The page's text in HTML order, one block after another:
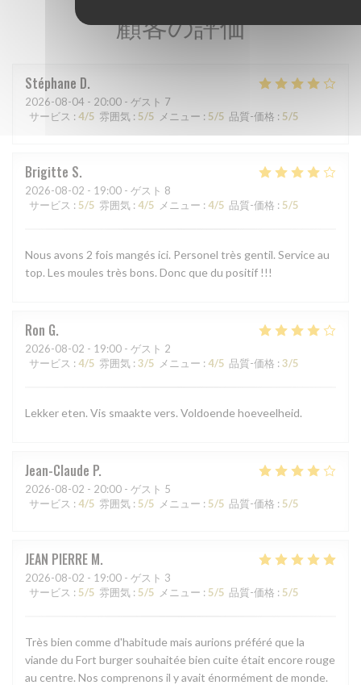
顧客の評価
Stéphane D
2026-08-04 - 20:00 - ゲスト 7
サービス : 4/5 雰囲気 : 5/5 メニュー : 5/5 品質-価格 : 5/5
Brigitte S
2026-08-02 - 19:00 - ゲスト 8
サービス : 5/5 雰囲気 : 4/5 メニュー : 4/5 品質-価格 : 5/5
Nous avons 2 fois mangés ici. Personel très gentil. Service au
top. Les moules très bons. Donc que du positif !!!
Ron G
2026-08-02 - 19:00 - ゲスト 2
サービス : 4/5 雰囲気 : 3/5 メニュー : 4/5 品質-価格 : 3/5
Lekker eten. Vis smaakte vers. Voldoende hoeveelheid.
Jean-Claude P
2026-08-02 - 20:00 - ゲスト 5
サービス : 4/5 雰囲気 : 5/5 メニュー : 5/5 品質-価格 : 5/5
JEAN PIERRE M
2026-08-02 - 19:00 - ゲスト 3
サービス : 5/5 雰囲気 : 5/5 メニュー : 5/5 品質-価格 : 5/5
Très bien comme d'habitude mais aurions préféré que la
viande du Fort burger souhaitée bien cuite était encore rouge
au centre. Nos comprenons il y avait énormément de monde.